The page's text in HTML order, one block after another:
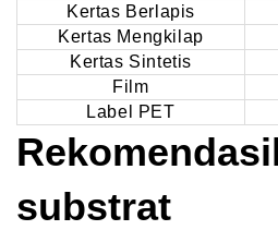
substrat
Kertas Berlapis
Kertas Mengkilap
Kertas Sintetis
Film
Label PET